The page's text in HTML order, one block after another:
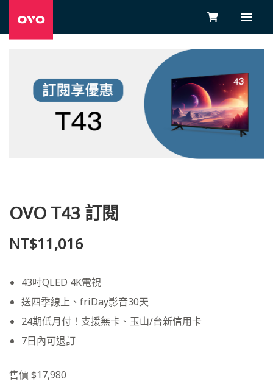
OVO T43 訂閱
NT$11,016
43吋QLED 4K電視
送四季線上、friDay影音30天
24期低月付！支援無卡、玉山/台新信用卡
7日內可退訂
售價 $17,980